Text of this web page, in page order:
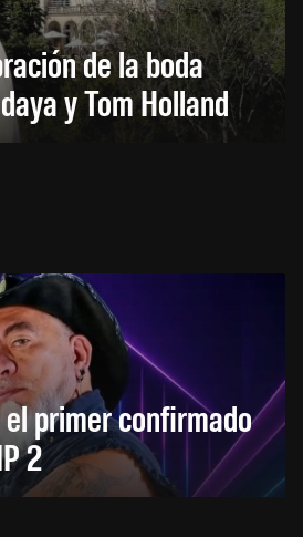
de la boda
y Tom Holland
primer confirmado
2